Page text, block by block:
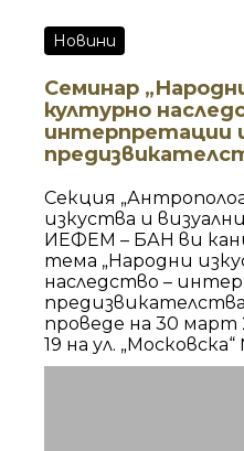
Новини
Семинар
културно
интерпретации
Секция
изкуства и
ИЕФЕМ – БАН ви
тема „Народни
наследство –
проведе на 30 март
19 на ул.
време на семинара